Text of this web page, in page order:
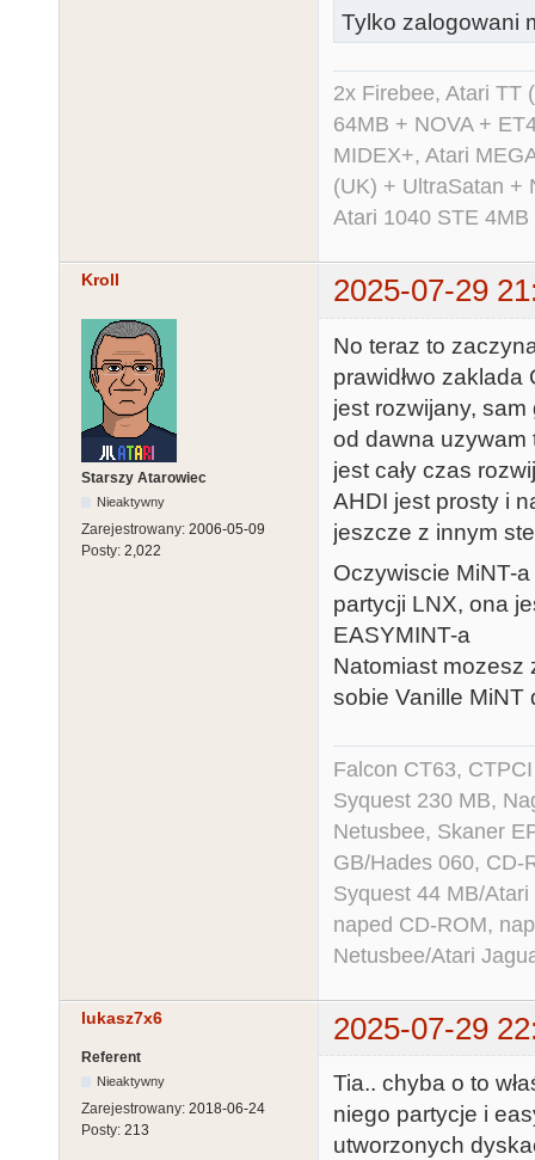
Tylko zalogowani
2x Firebee, Atari TT
64MB + NOVA +
MIDEX+, Atari
(UK) + UltraSatan +
Atari 1040 STE
Kroll 2025-07-29
Starszy Atarowiec
Nieaktywny
Zarejestrowany: 2006-05-09
Posty: 2,022
No teraz to
prawidłwo
jest rozwijany,
od dawna uzywam
jest cały czas
AHDI jest prosty i
jeszcze z innym
Oczywiscie MiNT-
partycji LNX, ona
EASYMINT-a
Natomiast mozesz
sobie Vanille MiNT
Falcon CT63,
Syquest 230 MB,
Netusbee, Skaner
GB/Hades 060, CD-
Syquest 44 MB/
naped CD-ROM,
Netusbee/Atari
lukasz7x6 2025-07-29
Referent
Nieaktywny
Zarejestrowany: 2018-06-24
Posty: 213
Tia.. chyba o to
niego partycje i
utworzonych